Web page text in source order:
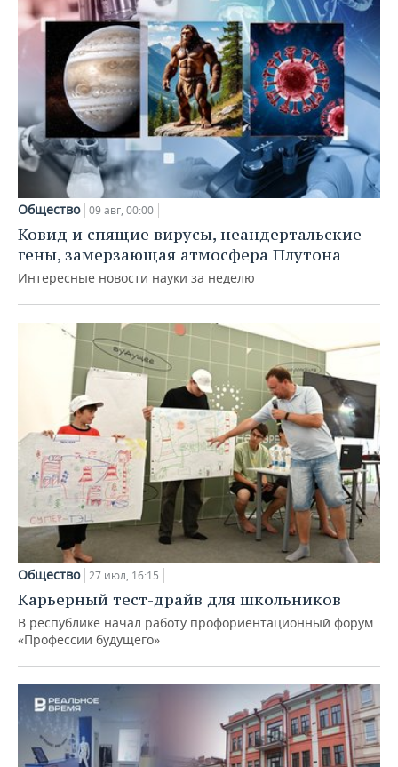
Общество 09 авг, 00:00
Ковид и спящие вирусы, неандертальские
гены, замерзающая атмосфера Плутона
Интересные новости науки за неделю
Общество 27 июл, 16:15
Карьерный тест-драйв для школьников
В республике начал работу профориентационный форум
«Профессии будущего»